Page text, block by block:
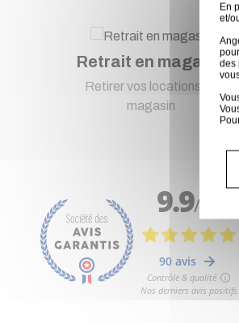
Retrait en magasin
Retirer vos locations en
magasin
En
et/
des